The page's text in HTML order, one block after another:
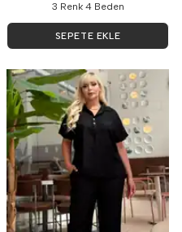
3 Renk 4 Beden
SEPETE EKLE